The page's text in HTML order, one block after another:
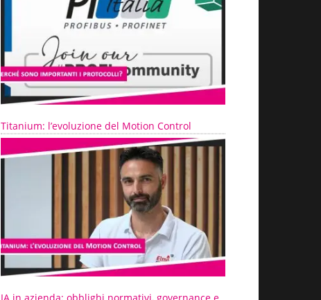
Titanium: l’evoluzione del Motion Control